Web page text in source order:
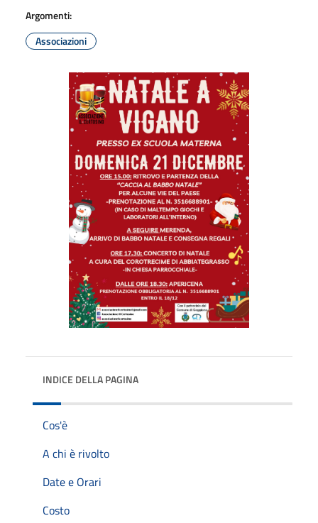
Argomenti:
Associazioni
INDICE DELLA PAGINA
Cos'è
A chi è rivolto
Date e Orari
Costo